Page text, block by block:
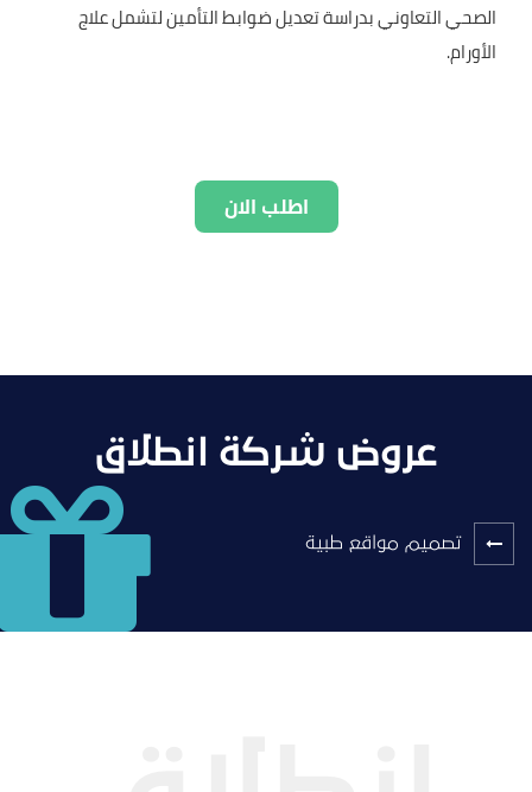
الصحي التعاوني بدراسة تعديل ضوابط التأمين لتشمل علاج
الأورام.
اطلب الان
عروض شركة انطلاق
تصميم مواقع طبية